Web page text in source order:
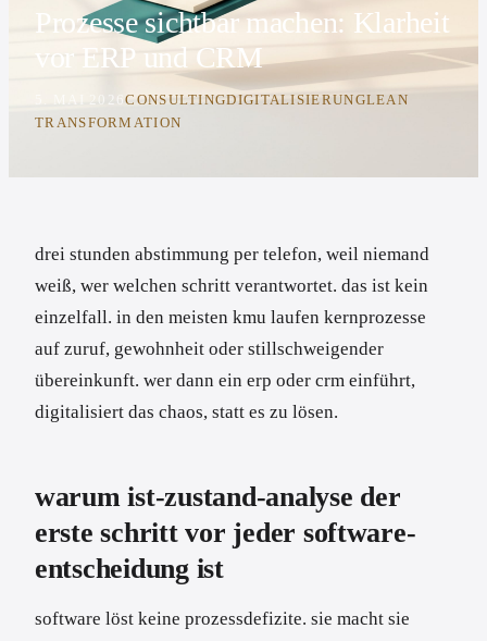
Prozesse sichtbar machen: Klarheit
vor ERP und CRM
5. MAI 2026CONSULTINGDIGITALISIERUNGLEAN
TRANSFORMATION
drei stunden abstimmung per telefon, weil niemand
weiß, wer welchen schritt verantwortet. das ist kein
einzelfall. in den meisten kmu laufen kernprozesse
auf zuruf, gewohnheit oder stillschweigender
übereinkunft. wer dann ein erp oder crm einführt,
digitalisiert das chaos, statt es zu lösen.
warum ist-zustand-analyse der
erste schritt vor jeder software-
entscheidung ist
software löst keine prozessdefizite. sie macht sie